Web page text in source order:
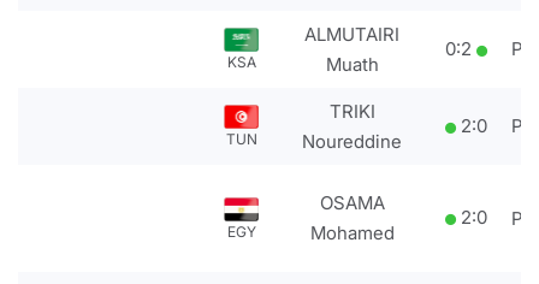
KSA
ALMUTAIRI
Muath
0:2
TUN
TRIKI
Noureddine
2:0
EGY
OSAMA
Mohamed
2:0